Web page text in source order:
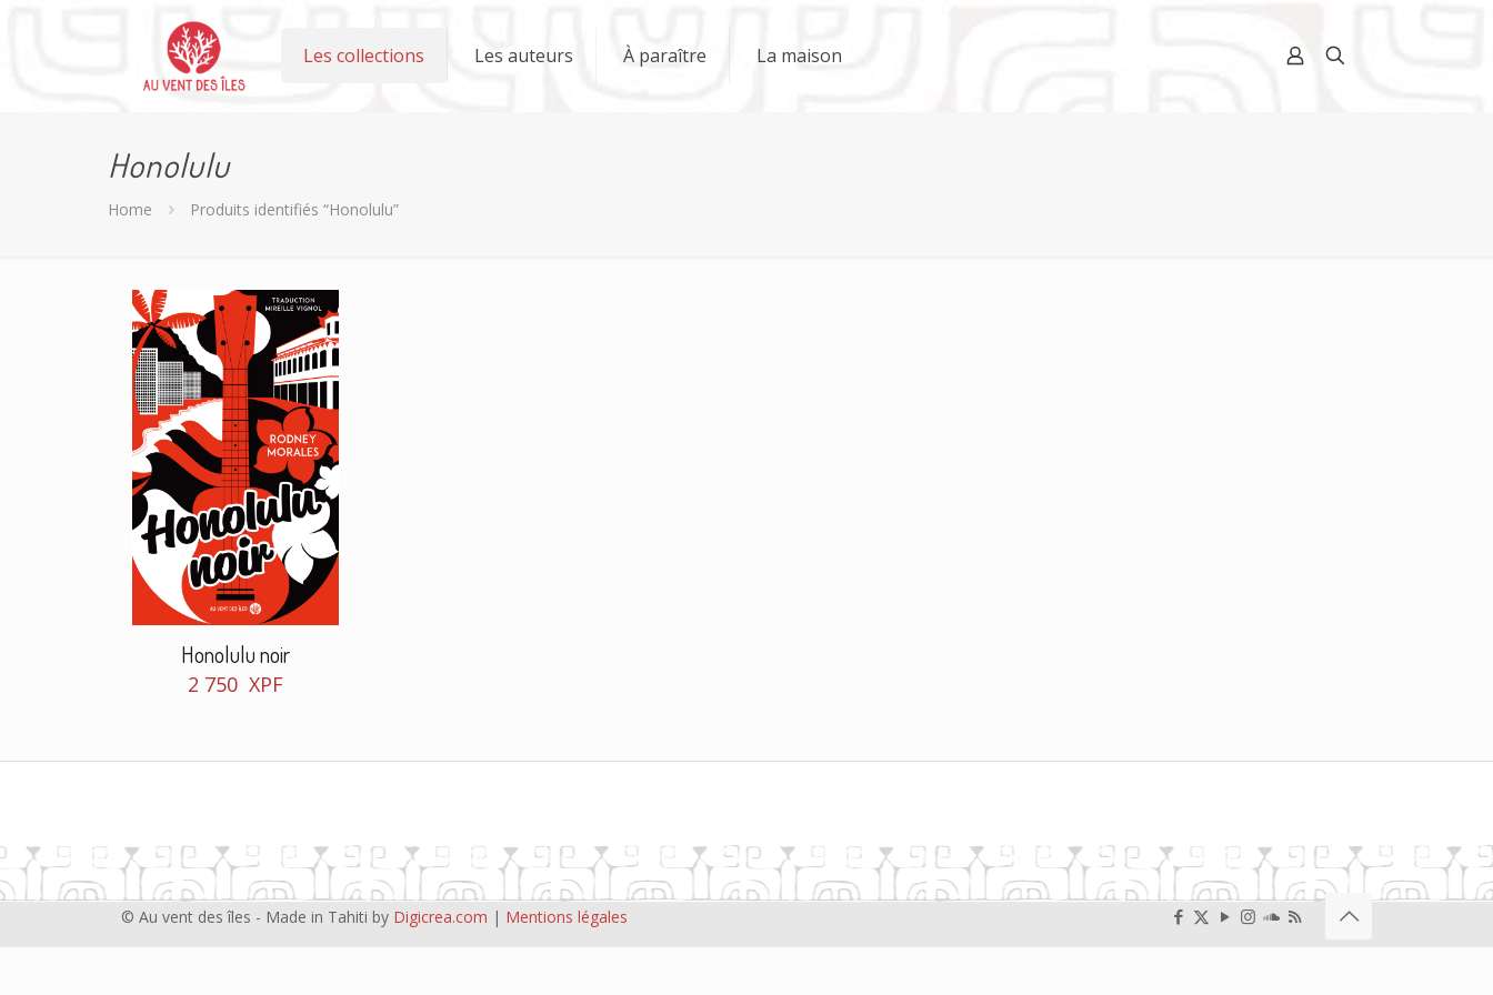
Les collections Les auteurs À paraître La maison
Honolulu
Home Produits identifiés “Honolulu”
Honolulu noir
2 750 XPF
© Au vent des îles - Made in Tahiti by Digicrea.com | Mentions légales